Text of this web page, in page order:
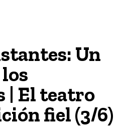
Un
| El teatro
fiel (3/6)